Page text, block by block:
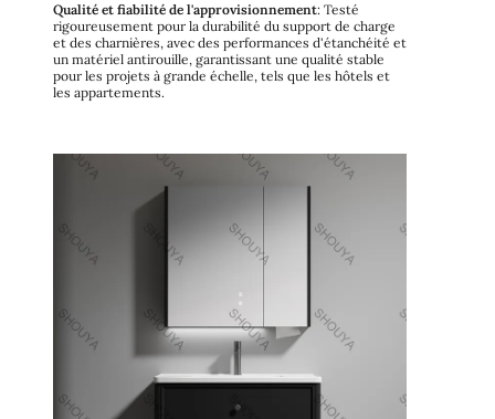
Qualité et fiabilité de l'approvisionnement: Testé
rigoureusement pour la durabilité du support de charge
et des charnières, avec des performances d'étanchéité et
un matériel antirouille, garantissant une qualité stable
pour les projets à grande échelle, tels que les hôtels et
les appartements.